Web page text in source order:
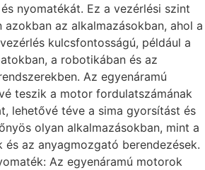
nyomatékát. Ez a vezérlési szint
azokban az alkalmazásokban, ahol a
kulcsfontosságú, például a
a robotikában és az
Az egyenáramú
teszik a motor fordulatszámának
lehetővé téve a sima gyorsítást és
olyan alkalmazásokban, mint a
és az anyagmozgató berendezések.
Az egyenáramú motorok